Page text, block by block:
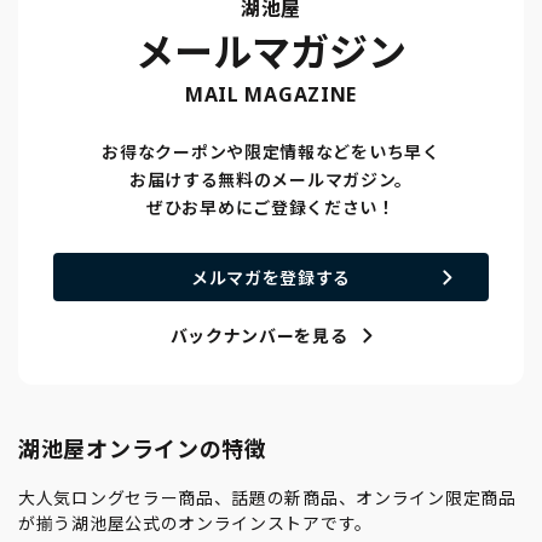
湖池屋
メールマガジン
MAIL MAGAZINE
お得なクーポンや限定情報などをいち早く
お届けする無料のメールマガジン。
ぜひお早めにご登録ください！
メルマガを登録する
バックナンバーを見る
湖池屋オンラインの特徴
大人気ロングセラー商品、話題の新商品、オンライン限定商品
が揃う湖池屋公式のオンラインストアです。